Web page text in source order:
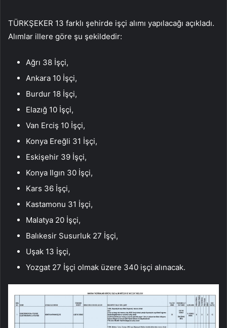
TÜRKŞEKER 13 farklı şehirde işçi alımı yapılacağı açıkladı.
Alımlar illere göre şu şekildedir:
Ağrı 38 İşçi,
Ankara 10 İşçi,
Burdur 18 İşçi,
Elazığ 10 İşçi,
Van Erciş 10 İşçi,
Konya Ereğli 31 İşçi,
Eskişehir 39 İşçi,
Konya Ilgın 30 İşçi,
Kars 36 İşçi,
Kastamonu 31 İşçi,
Malatya 20 İşçi,
Balıkesir Susurluk 27 İşçi,
Uşak 13 İşçi,
Yozgat 27 İşçi olmak üzere 340 işçi alınacak.